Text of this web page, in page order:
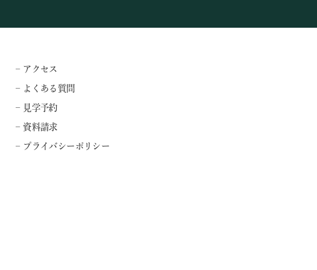
– アクセス
– よくある質問
– 見学予約
– 資料請求
– プライバシーポリシー